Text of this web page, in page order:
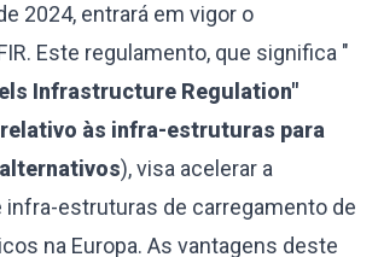
2024, entrará em vigor o
Este regulamento, que significa "
Infrastructure Regulation"
às infra-estruturas para
), visa acelerar a
infra-estruturas de carregamento de
na Europa. As vantagens deste